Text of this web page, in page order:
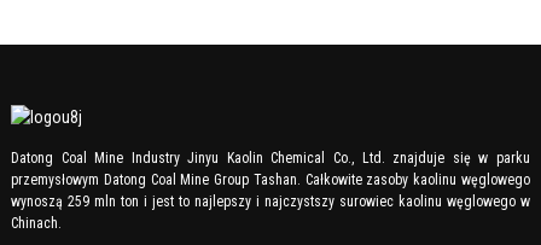
Datong Coal Mine Industry Jinyu Kaolin Chemical Co., Ltd. znajduje się w parku
przemysłowym Datong Coal Mine Group Tashan. Całkowite zasoby kaolinu węglowego
wynoszą 259 mln ton i jest to najlepszy i najczystszy surowiec kaolinu węglowego w
Chinach.